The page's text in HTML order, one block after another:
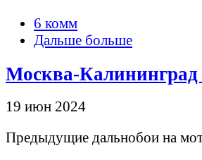
6 комм
Дальше больше
Москва-Калининград
19 июн 2024
Предыдущие дальнобои на